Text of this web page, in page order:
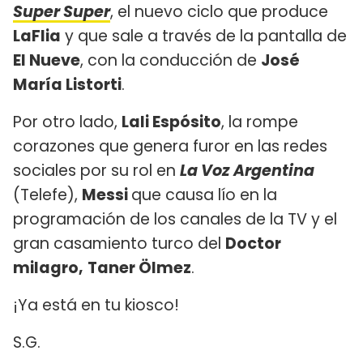
Super Super, el nuevo ciclo que produce
LaFlia y que sale a través de la pantalla de
El Nueve, con la conducción de José
María Listorti.
Por otro lado, Lali Espósito, la rompe
corazones que genera furor en las redes
sociales por su rol en La Voz Argentina
(Telefe), Messique causa lío en la
programación de los canales de la TV y el
gran casamiento turco del Doctor
milagro, Taner Ölmez.
¡Ya está en tu kiosco!
S.G.